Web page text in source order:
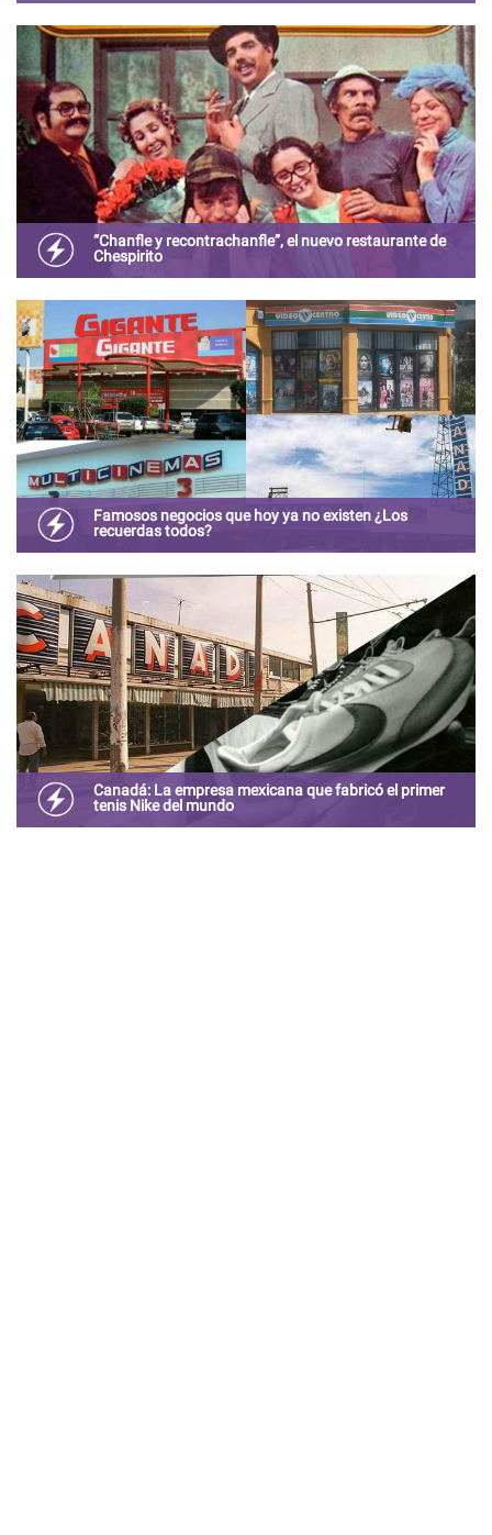
musical con Fran Drescher como escritora.
“Chanfle y recontrachanfle”, el nuevo restaurante de
Chespirito
inspirado en los personajes de Chespirito llega en
Diciembre a Plaza Satélite.
Famosos negocios que hoy ya no existen ¿Los
recuerdas todos?
lugares, o tal vez los viste anunciados en la televisión, o
incluso tal vez trabajaste en alguno de estos negocios.
Canadá: La empresa mexicana que fabricó el primer
tenis Nike del mundo